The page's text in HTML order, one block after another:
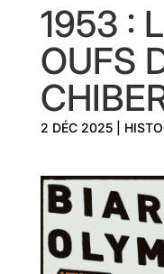
1953 :
OUFS
2 DÉC 2025|